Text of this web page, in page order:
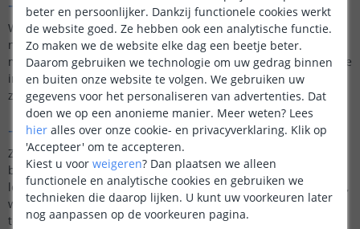
Weg met de wirwar van kabels! Solar led strips elimineren de
noodzaak van bedrading, waardoor de installatie eenvoudig en
moeiteloos wordt. Dit minimaliseert niet alleen het gedoe bij de
installatie, maar zorgt ook voor een nette en opgeruimde
zwembadomgeving.
- Energiezuinig
Zonne-energie is een onuitputtelijke bron, en door deze te
benutten, worden energiekosten drastisch verminderd. Solar
led strips zijn een kosteneffectieve en milieuvriendelijke keuze,
waarbij je geniet van betoverende verlichting zonder je zorgen
te maken over de energierekening.
beter en persoonlijker. Dankzij functionele cookies werkt
de website goed. Ze hebben ook een analytische functie.
Zo maken we de website elke dag een beetje beter.
Daarom gebruiken we technologie om uw gedrag binnen
en buiten onze website te volgen. We gebruiken uw
gegevens voor het personaliseren van advertenties. Dat
doen we op een anonieme manier. Meer weten? Lees
hier alles over onze cookie- en privacyverklaring. Klik op
'Accepteer' om te accepteren.
Kiest u voor weigeren? Dan plaatsen we alleen
functionele en analytische cookies en gebruiken we
technieken die daarop lijken. U kunt uw voorkeuren later
nog aanpassen op de voorkeuren pagina.